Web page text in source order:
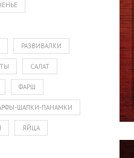
РАЗВИВАЛКИ
САЛАТ
ФАРШ
ШАПКИ-ПАНАМКИ
ЯЙЦА